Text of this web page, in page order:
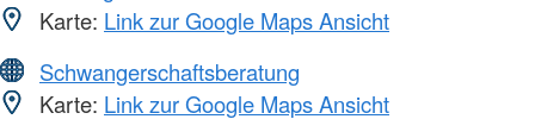
Karte: Link zur Google Maps Ansicht
Schwangerschaftsberatung
Karte: Link zur Google Maps Ansicht